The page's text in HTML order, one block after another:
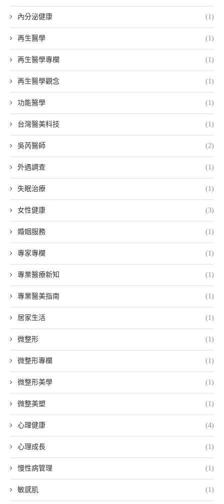
內分泌健康 (1)
再生醫學 (1)
再生醫學專欄 (1)
再生醫學觀念 (1)
功能醫學 (1)
台灣醫美科技 (1)
吳芮醫師 (2)
外遇調查 (1)
失眠治療 (1)
女性健康 (3)
婚姻服務 (1)
專家專欄 (1)
專業醫療新知 (1)
專業醫美指南 (1)
居家生活 (1)
微整形 (1)
微整形專欄 (1)
微整形美學 (1)
微整美塑 (1)
心理健康 (4)
心理成長 (1)
慢性病管理 (1)
敏感肌 (1)